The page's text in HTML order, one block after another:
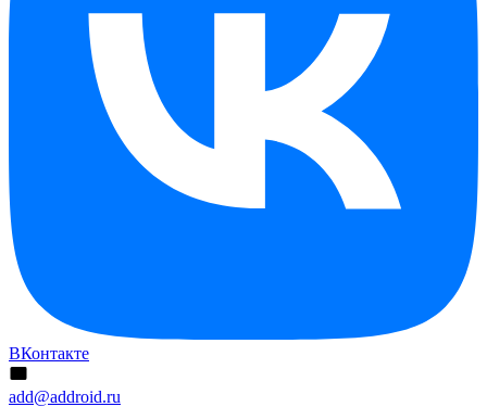
ВКонтакте
add@addroid.ru